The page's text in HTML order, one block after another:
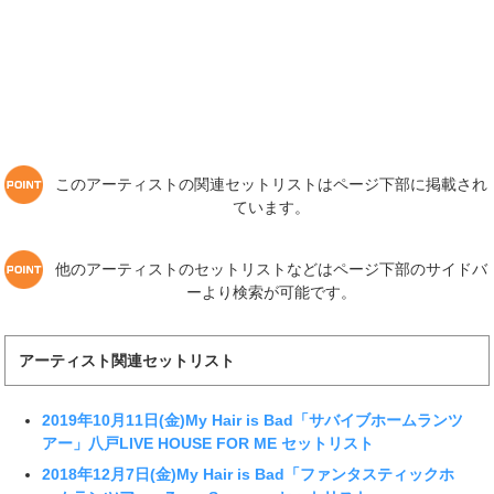
このアーティストの関連セットリストはページ下部に掲載され
ています。
他のアーティストのセットリストなどはページ下部のサイドバ
ーより検索が可能です。
アーティスト関連セットリスト
2019年10月11日(金)My Hair is Bad「サバイブホームランツ
アー」八戸LIVE HOUSE FOR ME セットリスト
2018年12月7日(金)My Hair is Bad「ファンタスティックホ